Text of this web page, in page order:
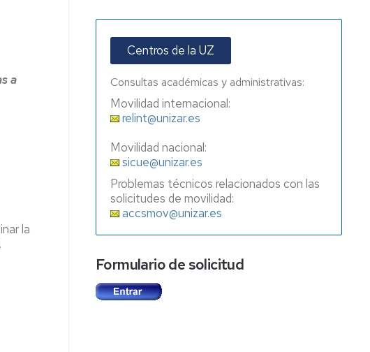
a
la
Centros de la UZ
Consultas académicas y administrativas:
Movilidad internacional:
relint@unizar.es
Movilidad nacional:
sicue@unizar.es
Problemas técnicos relacionados con las
solicitudes de movilidad:
accsmov@unizar.es
Formulario de solicitud